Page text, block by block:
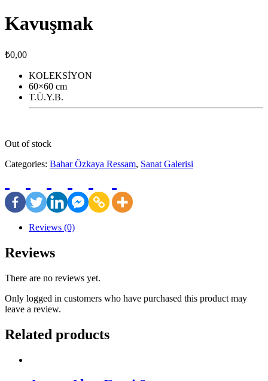
Kavuşmak
₺0,00
KOLEKSİYON
60×60 cm
T.Ü.Y.B.
Out of stock
Categories: Bahar Özkaya Ressam, Sanat Galerisi
Reviews (0)
Reviews
There are no reviews yet.
Only logged in customers who have purchased this product may
leave a review.
Related products